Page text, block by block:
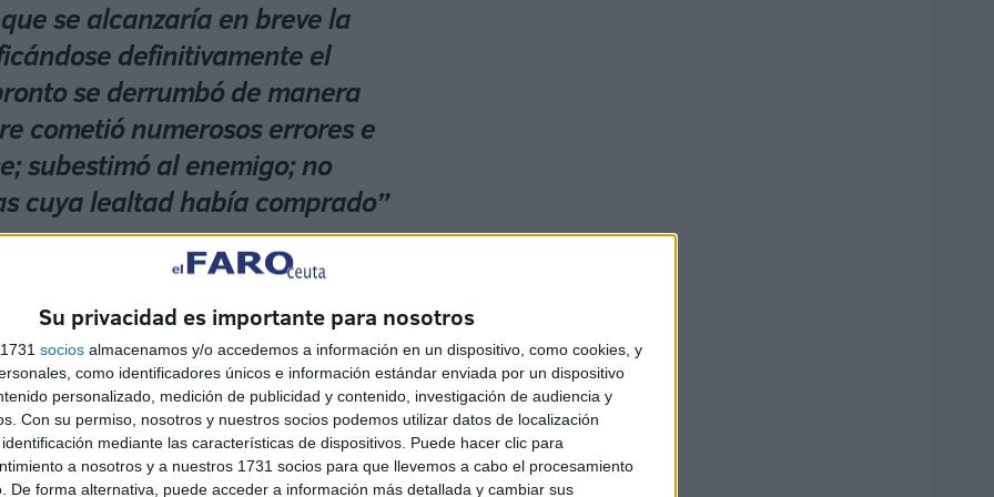
Su privacidad es importante para nosotros
socios almacenamos y/o accedemos a información en un dispositivo, como cookies, y
como identificadores únicos e información estándar enviada por un dispositivo
personalizado, medición de publicidad y contenido, investigación de audiencia y
Con su permiso, nosotros y nuestros socios podemos utilizar datos de localización
mediante las características de dispositivos. Puede hacer clic para
a nosotros y a nuestros 1731 socios para que llevemos a cabo el procesamiento
De forma alternativa, puede acceder a información más detallada y cambiar sus
se alcanzaría en breve la
definitivamente el
se derrumbó de manera
cometió numerosos errores e
subestimó al enemigo; no
cuya lealtad había comprado”
traduce como «lo pactado obliga», porque toda
de acuerdo con lo pactado, y constituye un
relacionado con los contratos) y del derecho
en materia internacional se señala que: "Todo
por ellas de buena fe" (según lo señala el artículo
los Tratados de 1969 y mismo artículo de la
celebrados entre Estados y Organizaciones
de 1986).